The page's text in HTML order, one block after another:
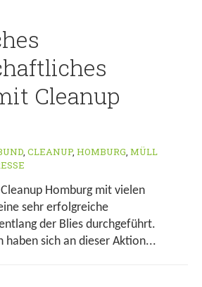
Cleanup
, CLEANUP, HOMBURG, MÜLL
Homburg mit vielen
sehr erfolgreiche
der Blies durchgeführt.
haben sich an dieser Aktion...